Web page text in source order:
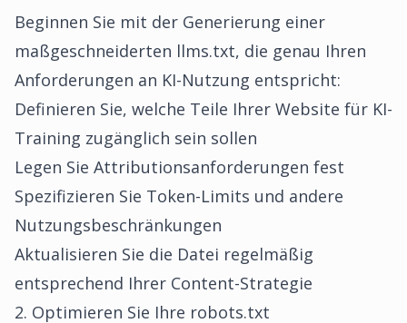
Beginnen Sie mit der Generierung einer
maßgeschneiderten llms.txt, die genau Ihren
Anforderungen an KI-Nutzung entspricht:
Definieren Sie, welche Teile Ihrer Website für KI-
Training zugänglich sein sollen
Legen Sie Attributionsanforderungen fest
Spezifizieren Sie Token-Limits und andere
Nutzungsbeschränkungen
Aktualisieren Sie die Datei regelmäßig
entsprechend Ihrer Content-Strategie
2. Optimieren Sie Ihre robots.txt